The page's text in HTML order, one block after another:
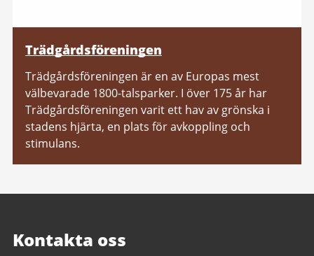
Trädgårdsföreningen
Trädgårdsföreningen är en av Europas mest
välbevarade 1800-talsparker. I över 175 år har
Trädgårdsföreningen varit ett hav av grönska i
stadens hjärta, en plats för avkoppling och
stimulans.
Kontakta oss